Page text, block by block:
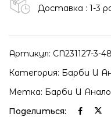
Доставка : 1-3
Артикул: CN231127-3-48
Категория: Барби И
Метка: Барби И
Поделиться: